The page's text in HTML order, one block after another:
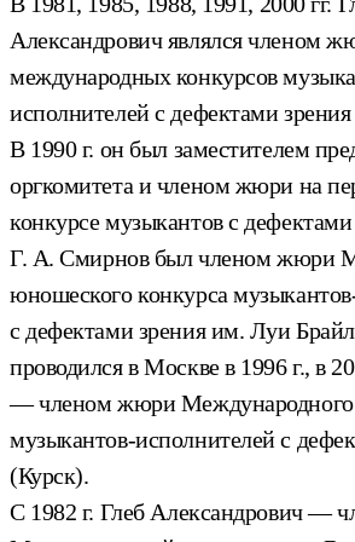
Александрович являлся членом
международных конкурсов
исполнителей с дефектами
В 1990 г. он был заместителем
оргкомитета и членом жюри на
конкурсе музыкантов с дефектами
Г. А. Смирнов был членом жюри
юношеского конкурса
с дефектами зрения им. Луи
проводился в Москве в 1996 г., в
— членом жюри Международного
музыкантов-исполнителей с
(Курск).
С 1982 г. Глеб Александрович —